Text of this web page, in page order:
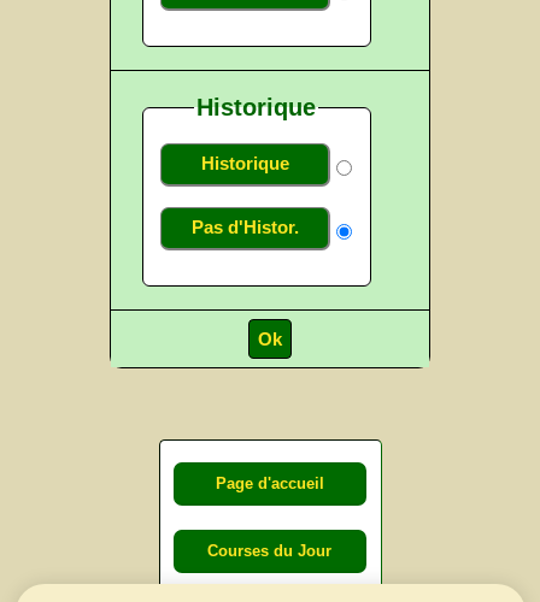
Historique
Historique
Pas d'Histor.
Page d'accueil
Courses du Jour